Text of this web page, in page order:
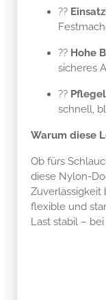
??
?? Hohe
sicheres
??
schnell,
Warum diese
Ob fürs
diese Nylon-
Zuverlässigkeit
flexible und
Last stabil –